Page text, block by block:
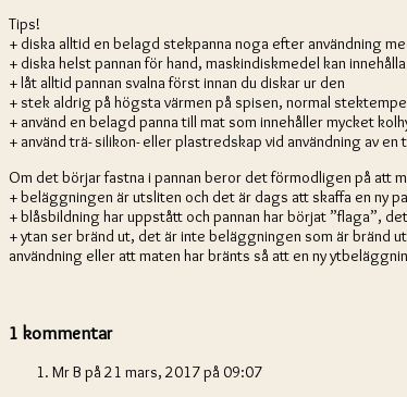
Tips!
+ diska alltid en belagd stekpanna noga efter användning
+ diska helst pannan för hand, maskindiskmedel kan
+ låt alltid pannan svalna först innan du diskar ur den
+ stek aldrig på högsta värmen på spisen, normal
+ använd en belagd panna till mat som innehåller mycket
+ använd trä- silikon- eller plastredskap vid användning av
Om det börjar fastna i pannan beror det förmodligen på att
+ beläggningen är utsliten och det är dags att skaffa en ny
+ blåsbildning har uppstått och pannan har börjat ”flaga”,
+ ytan ser bränd ut, det är inte beläggningen som är bränd
användning eller att maten har bränts så att en ny
1 kommentar
Mr B på 21 mars, 2017 på 09:07